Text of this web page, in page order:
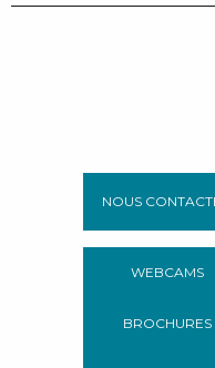
NOUS
WEBCAMS
BROCHURES